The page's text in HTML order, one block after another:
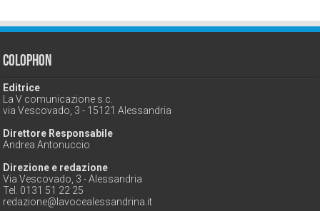
Colophon
Editrice
La V comunicazione s.c.
via Vescovado, 3 - 15121 Alessandria
Direttore Responsabile
Andrea Antonuccio
Direzione e redazione
Via Vescovado, 3 - Alessandria
Tel. 0131 51 22 25
redazione@lavocealessandrina.it